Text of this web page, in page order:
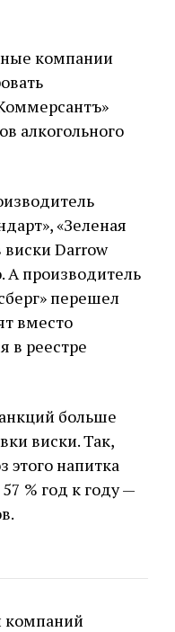
компании
алкогольного
«Зеленая
виски Darrow
А производитель
перешел
вместо
в реестре
больше
виски. Так,
этого напитка
% год к году —
компаний